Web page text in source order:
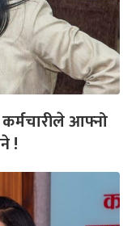
कर्मचारीले आफ्नो
!